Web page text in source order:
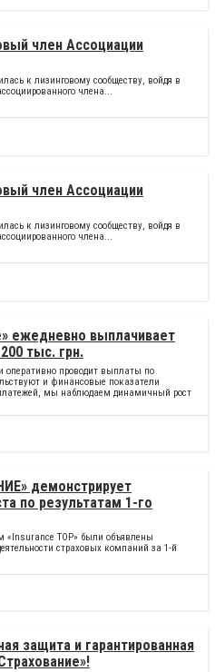
член Ассоциации
к лизинговому сообществу, войдя в
члена...
член Ассоциации
к лизинговому сообществу, войдя в
члена...
ежедневно выплачивает
тыс. грн.
оперативно проводит выплаты по
и финансовые показатели
мы наблюдаем динамичный рост
демонстрирует
по результатам 1-го
«Insurance TOP» были объявлены
страховых компаний за 1-й
защита и гарантированная